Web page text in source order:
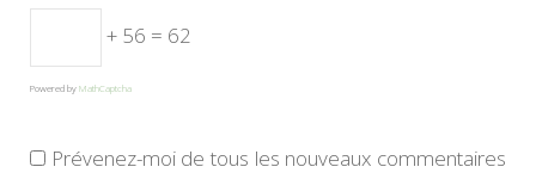
+ 56 = 62
Powered byMathCaptcha
Prévenez-moi de tous les nouveaux commentaires